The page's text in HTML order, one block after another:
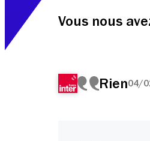
Vous nous
Rien04/